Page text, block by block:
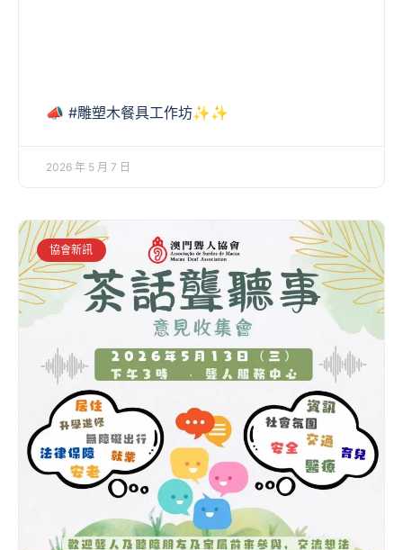
📣 #雕塑木餐具工作坊✨✨
2026 年 5 月 7 日
協會新訊